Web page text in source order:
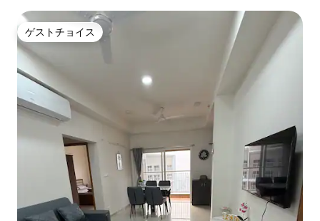
ゲストチョイス
ゲストチョイス